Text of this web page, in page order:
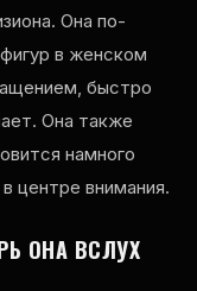
Она по-
в женском
быстро
Она также
намного
центре внимания.
ОНА ВСЛУХ